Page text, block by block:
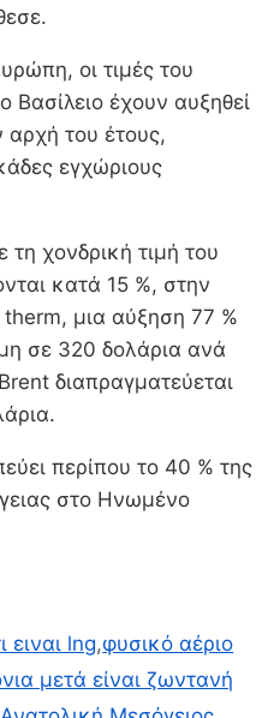
οι τιμές του
έχουν αυξηθεί
του έτους,
εγχώριους
χονδρική τιμή του
κατά 15 %, στην
μια αύξηση 77 %
σε 320 δολάρια ανά
διαπραγματεύεται
περίπου το 40 % της
στο Ηνωμένο
ειναι lng,φυσικό αέριο
μετά είναι ζωντανή